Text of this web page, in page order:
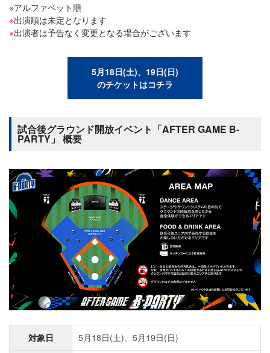
アルファベット順
出演順は未定となります
出演者は予告なく変更となる場合がございます
5月18日(土)、19日(日)
のチケットはコチラ
試合後グラウンド開放イベント「AFTER GAME B-
PARTY」 概要
対象日 5月18日(土)、5月19日(日)